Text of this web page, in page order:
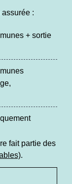
:
+ sortie
fait partie des
.